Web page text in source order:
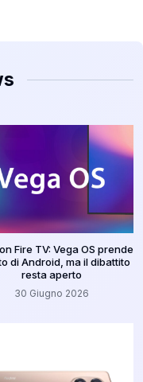
Fire TV: Vega OS prende
di Android, ma il dibattito
resta aperto
30 Giugno 2026